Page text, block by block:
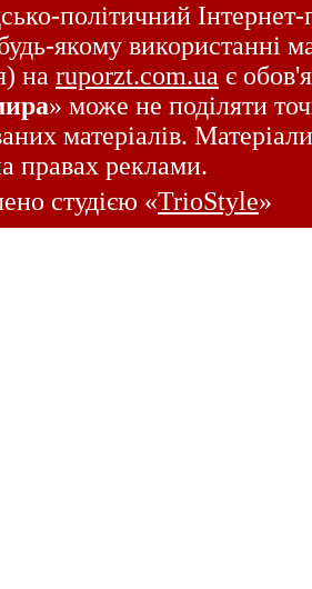
політичний Інтернет-
якому використанні
на ruporzt.com.ua є
» може не поділяти
матеріалів.
правах реклами.
студією «TrioStyle»